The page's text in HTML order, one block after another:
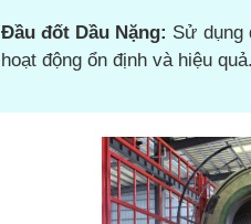
Đầu đốt Dầu Nặng: Sử dụng
hoạt động ổn định và hiệu quả.